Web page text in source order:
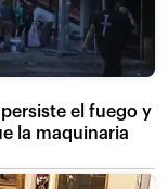
el fuego y
la maquinaria